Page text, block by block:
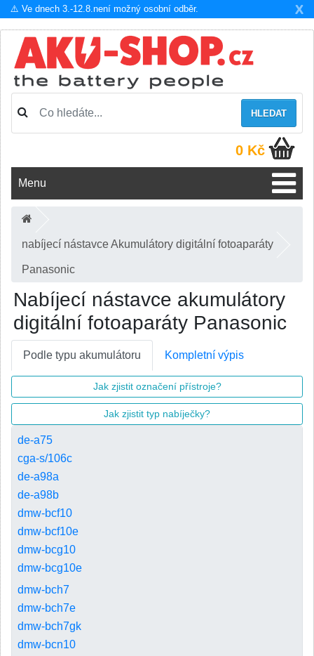
X
⚠️ Ve dnech 3.-12.8.není možný osobní odběr.
HLEDAT
0 Kč
Menu
nabíjecí nástavce Akumulátory digitální fotoaparáty
Panasonic
Nabíjecí nástavce akumulátory
digitální fotoaparáty Panasonic
Podle typu akumulátoru Kompletní výpis
Jak zjistit označení přístroje?
Jak zjistit typ nabíječky?
de-a75
cga-s/106c
de-a98a
de-a98b
dmw-bcf10
dmw-bcf10e
dmw-bcg10
dmw-bcg10e
dmw-bch7
dmw-bch7e
dmw-bch7gk
dmw-bcn10